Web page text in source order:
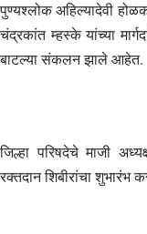
पुण्यश्लोक अहिल्यादेवी
चंद्रकांत म्हस्के यांच्या
बाटल्या संकलन झाले आहेत.
जिल्हा परिषदेचे माजी
रक्तदान शिबीरांचा शुभारंभ